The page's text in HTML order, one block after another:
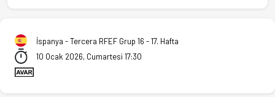
İspanya - Tercera RFEF Grup 16 - 17. Hafta
10 Ocak 2026, Cumartesi 17:30